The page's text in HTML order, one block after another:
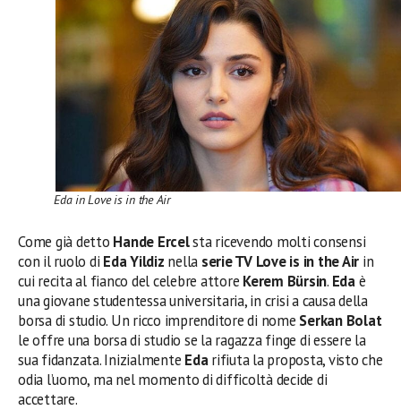
Eda in Love is in the Air
Come già detto Hande Ercelsta ricevendo molti consensi
con il ruolo di Eda Yildiz nella serie TV Love is in the Air in
cui recita al fianco del celebre attore Kerem Bürsin. Edaè
una giovane studentessa universitaria, in crisi a causa della
borsa di studio. Un ricco imprenditore di nome Serkan Bolat
le offre una borsa di studio se la ragazza finge di essere la
sua fidanzata. Inizialmente Edarifiuta la proposta, visto che
odia l’uomo, ma nel momento di difficoltà decide di
accettare.